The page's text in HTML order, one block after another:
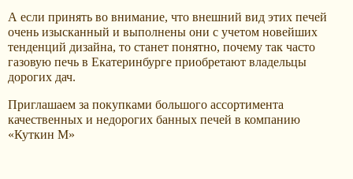
А если принять во внимание, что внешний вид этих печей
очень изысканный и выполнены они с учетом новейших
тенденций дизайна, то станет понятно, почему так часто
газовую печь в Екатеринбурге приобретают владельцы
дорогих дач.
Приглашаем за покупками большого ассортимента
качественных и недорогих банных печей в компанию
«Куткин М»